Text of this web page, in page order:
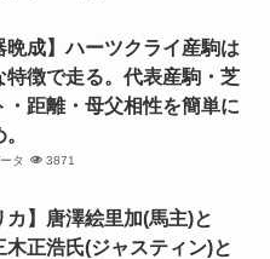
晩成】ハーツクライ産駒は
特徴で走る。代表産駒・芝
・距離・母父相性を簡単に
タ 3871
カ】唐澤絵里加(馬主)と
木正浩氏(ジャスティン)と